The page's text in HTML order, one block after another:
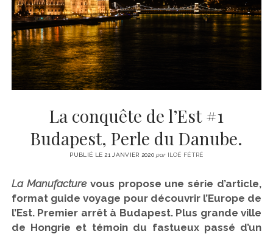
CINÉMA
LITTÉRATURE
ÉCONOMIE
MÉDIAS
instagram
emailemail-
form
La conquête de l’Est #1
Budapest, Perle du Danube.
PUBLIÉ LE 21 JANVIER 2020parILOÉ FÉTRÉ
La Manufacturevous propose une série d’article,
format guide voyage pour découvrir l’Europe de
l’Est. Premier arrêt à Budapest. Plus grande ville
de Hongrie et témoin du fastueux passé d’un